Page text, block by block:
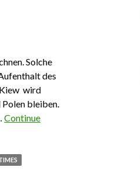
Solche
des
wird
bleiben.
Continue
stellt sich quer